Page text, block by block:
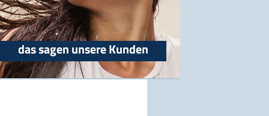
das sagen unsere Kunden